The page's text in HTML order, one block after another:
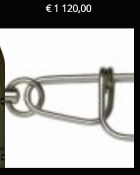
€ 1 120,00